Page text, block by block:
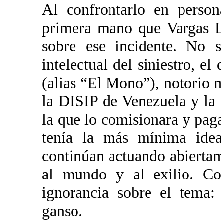
Al confrontarlo en
primera mano que Vargas
sobre ese incidente. No
intelectual del siniestro, el
(alias “El Mono”), notorio
la DISIP de Venezuela y
la que lo comisionara y
tenía la más mínima
continúan actuando
al mundo y al exilio.
ignorancia sobre el
ganso.